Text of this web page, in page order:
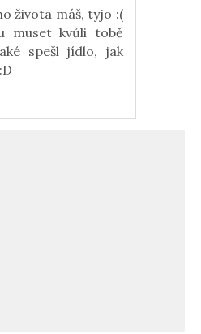
života máš, tyjo :(
muset kvůli tobě
spešl jídlo, jak